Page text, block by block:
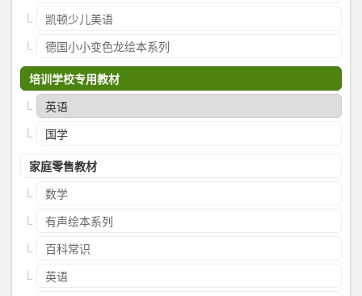
凯顿少儿美语
德国小小变色龙绘本系列
培训学校专用教材
英语
国学
家庭零售教材
数学
有声绘本系列
百科常识
英语